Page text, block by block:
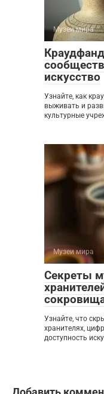
Музеи мира
искусство
Узнайте, как
выживать и
культурные
Музеи мира
Секреты
Узнайте, что
хранителях,
доступность